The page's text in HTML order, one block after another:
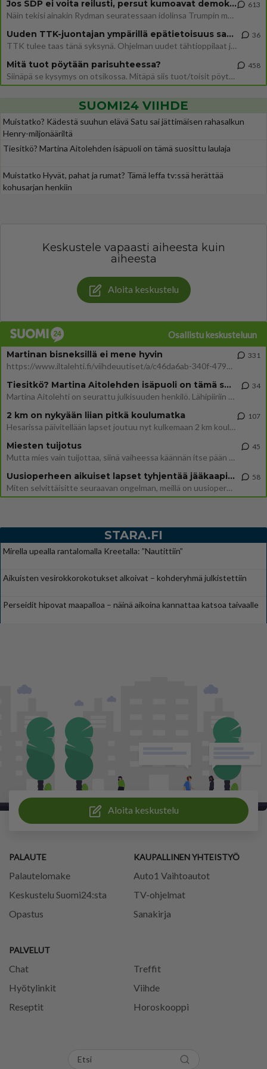
Jos SDP ei voita reilusti, persut kumoavat demokratian Suomesta
Näin tekisi ainakin Rydman seuratessaan idolinsa Trumpin mallia https://www.is.fi/politiikka/art-2000012187244.html
613
Uuden TTK-juontajan ympärillä epätietoisuus sakenee - Nyt MTV hämmentää soppaa
TTK tulee taas tänä syksynä. Ohjelman uudet tähtioppilaat julkistetaan torstaina 6. elokuuta klo 14 alkavassa lehdistö
36
Mitä tuot pöytään parisuhteessa?
Siinäpä se kysymys on otsikossa. Mitäpä siis tuot/toisit pöytään parisuhteessa? Oletko mies vai nainen? Koetko sen mitä
458
SUOMI24 VIIHDE
Muistatko? Kädestä suuhun elävä Satu sai jättimäisen rahasalkun
Henry-miljonääriltä
Tiesitkö? Martina Aitolehden isäpuoli on tämä suosittu laulaja
Muistatko Hyvät, pahat ja rumat? Tämä leffa tv:ssä herättää
kohusarjan henkiin
Keskustele vapaasti aiheesta kuin
aiheesta
Aloita keskustelu
Osallistu keskusteluun
Martinan bisneksillä ei mene hyvin
https://www.iltalehti.fi/viihdeuutiset/a/c46da6ab-340f-4790-aaa7-0865eed2336 Yrityksen konkurssihakemus on tullut kärä
331
Tiesitkö? Martina Aitolehden isäpuoli on tämä suosittu laulaja
Martina Aitolehti on seurattu julkisuuden henkilö. Lähipiiriin mahtuu muitakin tunnettuja henkilöitä. Tiesitkö, että Ma
34
2 km on nykyään liian pitkä koulumatka
Hesarissa päivitellään lapset joutuu nyt kulkemaan 2 km kouluun jösses. Ruostefillarilla tuo matka menee vaikka miten äk
107
Miesten tuijotus
Mutta mies vain tuijottaa, siinä vaiheessa käännän itse pään pois. Mikä juttu? Yleensä jos joku tuijottaa tai katsoo, hä
45
Uusioperheen aikuiset lapset tyhjentää jääkaapin käydessään
Miten selvittäisitte seuraavan ongelman, meillä on uusioperhe, minulla teini-ikäiset lapset ja puolisolla aikuiset, jotk
58
STARA.FI
Mirella upealla rantalomalla Kreetalla: ”Nautittiin”
Aikuisten vesirokkorokotukset alkoivat – kohderyhmä julkistettiin
Perseidit hipovat maapalloa – näinä aikoina kannattaa katsoa taivaalle
Aloita keskustelu
PALAUTE
Palautelomake
Keskustelu Suomi24:sta
Opastus
PALVELUT
Chat
Treffit
Hyötylinkit
Viihde
Reseptit
Horoskooppi
KAUPALLINEN YHTEISTYÖ
Auto1 Vaihtoautot
TV-ohjelmat
Sanakirja